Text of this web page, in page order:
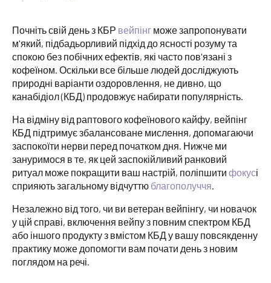
Почніть свій день з КБР вейпінг може запропонувати
м'який, підбадьорливий підхід до ясності розуму та
спокою без побічних ефектів, які часто пов'язані з
кофеїном. Оскільки все більше людей досліджують
природні варіанти оздоровлення, не дивно, що
канабідіол (КБД) продовжує набирати популярність.
На відміну від раптового кофеїнового кайфу, вейпінг
КБД підтримує збалансоване мислення, допомагаючи
заспокоїти нерви перед початком дня. Нижче ми
зануримося в те, як цей заспокійливий ранковий
ритуал може покращити ваш настрій, поліпшити фокусі
сприяють загальному відчуттю благополуччя.
Незалежно від того, чи ви ветеран вейпінгу, чи новачок
у цій справі, включення вейпу з повним спектром КБД
або іншого продукту з вмістом КБД у вашу повсякденну
практику може допомогти вам почати день з новим
поглядом на речі.